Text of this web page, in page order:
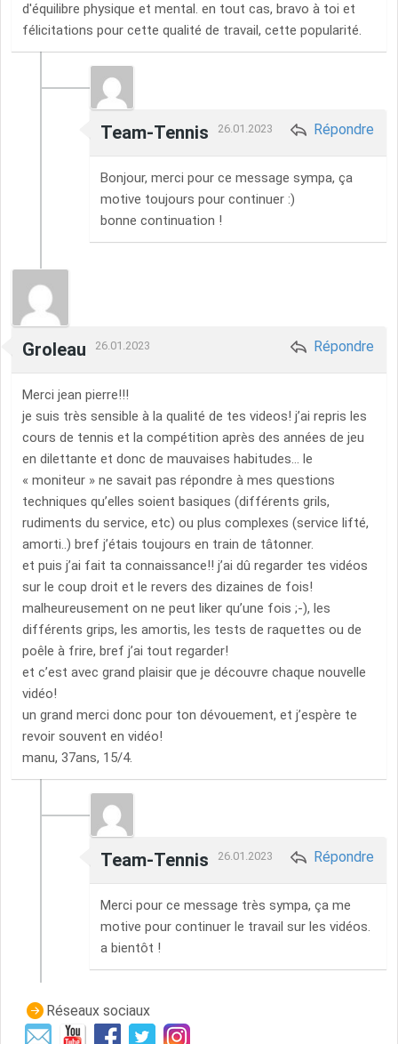
d'équilibre physique et mental. en tout cas, bravo à toi et
félicitations pour cette qualité de travail, cette popularité.
Team-Tennis 26.01.2023 Répondre
Bonjour, merci pour ce message sympa, ça
motive toujours pour continuer :)
bonne continuation !
Groleau 26.01.2023 Répondre
Merci jean pierre!!!
je suis très sensible à la qualité de tes videos! j’ai repris les
cours de tennis et la compétition après des années de jeu
en dilettante et donc de mauvaises habitudes... le
« moniteur » ne savait pas répondre à mes questions
techniques qu’elles soient basiques (différents grils,
rudiments du service, etc) ou plus complexes (service lifté,
amorti..) bref j’étais toujours en train de tâtonner.
et puis j’ai fait ta connaissance!! j’ai dû regarder tes vidéos
sur le coup droit et le revers des dizaines de fois!
malheureusement on ne peut liker qu’une fois ;-), les
différents grips, les amortis, les tests de raquettes ou de
poêle à frire, bref j’ai tout regarder!
et c’est avec grand plaisir que je découvre chaque nouvelle
vidéo!
un grand merci donc pour ton dévouement, et j’espère te
revoir souvent en vidéo!
manu, 37ans, 15/4.
Team-Tennis 26.01.2023 Répondre
Merci pour ce message très sympa, ça me
motive pour continuer le travail sur les vidéos.
a bientôt !
Réseaux sociaux